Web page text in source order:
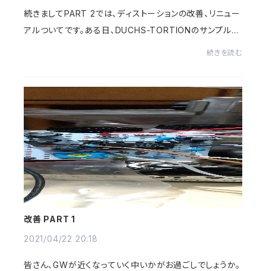
続きましてPART 2では、ディストーションの改善、リニュー
アルついてです。ある日、DUCHS-TORTIONのサンプル品
続きを読む
改善 PART 1
2021/04/22 20:18
皆さん、GWが近くなっていく中いかがお過ごしでしょうか。